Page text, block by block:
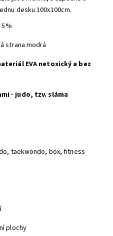
desku 100x100cm.
5%
strana modrá
EVAnetoxický a bez
- judo, tzv. sláma
taekwondo, box, fitness
plochy